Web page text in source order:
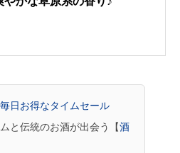
日お得なタイムセール
と伝統のお酒が出会う【酒